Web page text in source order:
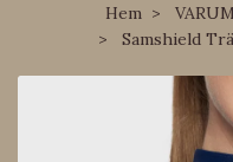
Hem
Samshield